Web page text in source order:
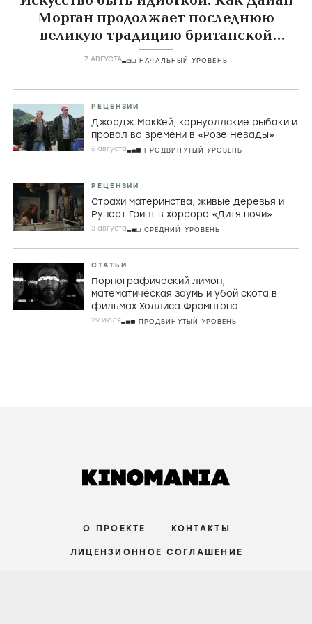
Морган продолжает последнюю
великую традицию британской
комедии
7 АВГУСТА НАЧАЛЬНЫЙ УРОВЕНЬ
РЕЦЕНЗИИ
Джордж МакКей, корнуоллские рыбаки и
провал во времени в «Розе Невады»
6 августа ПРОДВИНУТЫЙ УРОВЕНЬ
РЕЦЕНЗИИ
Страхи материнства, живые деревья и
Руперт Гринт в хорроре «Дитя ночи»
3 августа СРЕДНИЙ УРОВЕНЬ
СТАТЬИ
Порнографический лимон,
математическая заумь и убой скота в
фильмах Холлиса Фрэмптона
29 июля ПРОДВИНУТЫЙ УРОВЕНЬ
О ПРОЕКТЕ КОНТАКТЫ
ЛИЦЕНЗИОННОЕ СОГЛАШЕНИЕ